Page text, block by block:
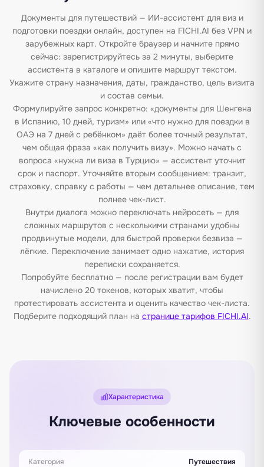
Документы для путешествий — ИИ-ассистент для виз и
подготовки поездки онлайн, доступен на FICHI.AI без VPN и
зарубежных карт. Откройте браузер и начните прямо
сейчас: зарегистрируйтесь за 2 минуты, выберите
ассистента в каталоге и опишите маршрут текстом.
Укажите страну назначения, даты, гражданство, цель визита
и состав семьи.
Формулируйте запрос конкретно: «документы для Шенгена
в Испанию, 10 дней, туризм» или «что нужно для поездки в
ОАЭ на 7 дней с ребёнком» даёт более точный результат,
чем общая фраза «как получить визу». Можно начать с
вопроса «нужна ли виза в Турцию» — ассистент уточнит
срок и паспорт. Уточняйте вторым сообщением: транзит,
страховку, справку с работы — чем детальнее описание, тем
полнее чек-лист.
Внутри диалога можно переключать нейросеть — для
сложных маршрутов с несколькими странами удобны
продвинутые модели, для быстрой проверки безвиза —
лёгкие. Переключение занимает одно нажатие, история
переписки сохраняется.
Попробуйте бесплатно — после регистрации вам будет
начислено 20 токенов, которых хватит, чтобы
протестировать ассистента и оценить качество чек-листа.
Подберите подходящий план на странице тарифов FICHI.AI.
Характеристика
Ключевые особенности
Категория Путешествия